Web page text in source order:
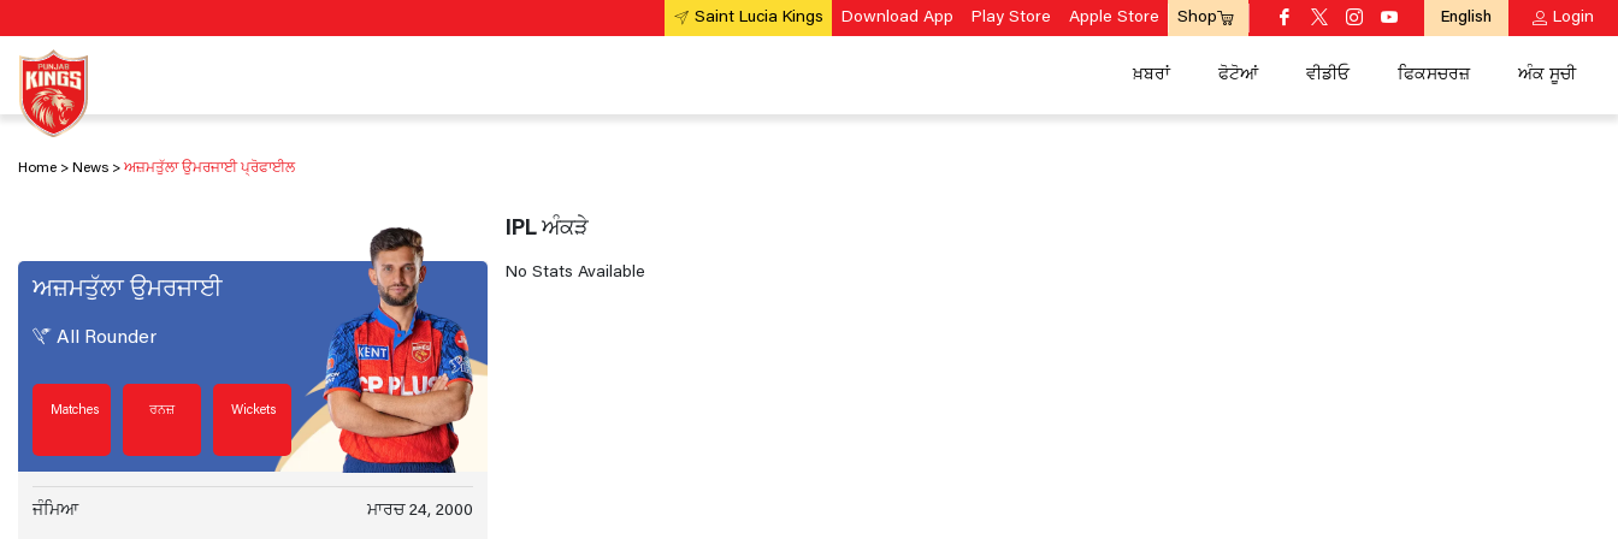
Saint Lucia Kings Download App Play Store Apple Store Shop English Login
ਖ਼ਬਰਾਂ ਫੋਟੋਆਂ ਵੀਡੀਓ ਫਿਕਸਚਰਜ਼ ਅੰਕ ਸੂਚੀ
Home News ਅਜ਼ਮਤੁੱਲਾ ਉਮਰਜਾਈ ਪ੍ਰੋਫਾਈਲ
ਅਜ਼ਮਤੁੱਲਾ ਉਮਰਜਾਈ
All Rounder
Matches ਰਨਜ਼ Wickets
ਜੰਮਿਆ ਮਾਰਚ 24, 2000
IPL ਅੰਕੜੇ
No Stats Available